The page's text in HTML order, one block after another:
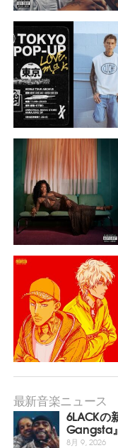
最新音楽ニュース
6LACKの
Gangsta
8月 9, 2026